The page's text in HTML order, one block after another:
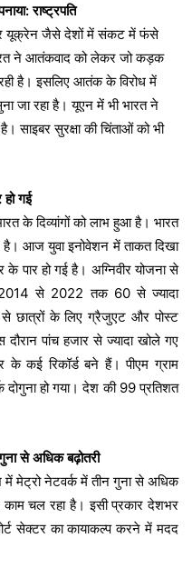
राष्ट्रपति
और यूक्रेन जैसे देशों में संकट में फंसे
ने आतंकवाद को लेकर जो कड़क
है। इसलिए आतंक के विरोध में
जा रहा है। यूएन में भी भारत ने
साइबर सुरक्षा की चिंताओं को भी
गई
के दिव्यांगों को लाभ हुआ है। भारत
आज युवा इनोवेशन में ताकत दिखा
पार हो गई है। अग्निवीर योजना से
2014 से 2022 तक 60 से ज्यादा
के लिए ग्रैजुएट और पोस्ट
पांच हजार से ज्यादा खोले गए
के कई रिकॉर्ड बने हैं। पीएम ग्राम
दोगुना हो गया। देश की 99 प्रतिशत
से अधिक बढ़ोतरी
में मेट्रो नेटवर्क में तीन गुना से अधिक
चल रहा है। इसी प्रकार देशभर
सेक्टर का कायाकल्प करने में मदद